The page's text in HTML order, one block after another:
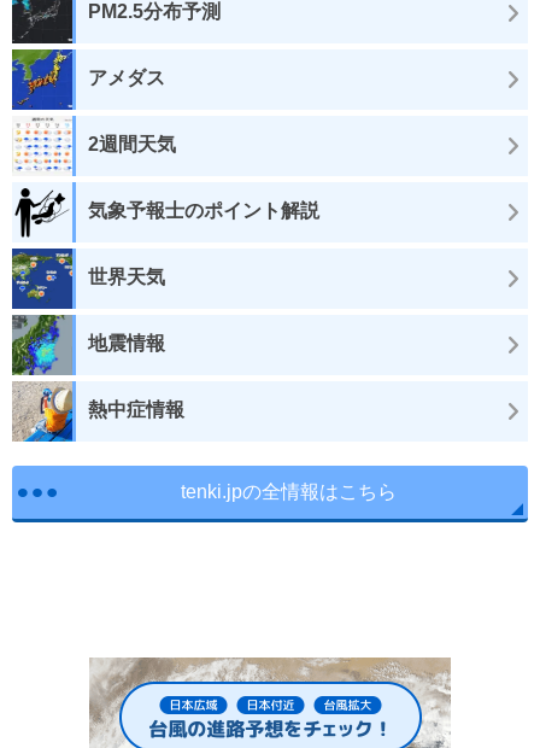
PM2.5分布予測
アメダス
2週間天気
気象予報士のポイント解説
世界天気
地震情報
熱中症情報
tenki.jpの全情報はこちら